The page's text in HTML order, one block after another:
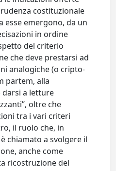
costituzionale
esse emergono, da un
in ordine
del criterio
che deve prestarsi ad
analogiche (o cripto-
partem, alla
darsi a letture
oltre che
tra i vari criteri
il ruolo che, in
chiamato a svolgere il
anche come
ricostruzione del